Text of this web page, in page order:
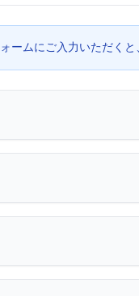
）G14S外観図 （
型）（PDF）G12S
外観図（PDF）
ムにご入力いただく